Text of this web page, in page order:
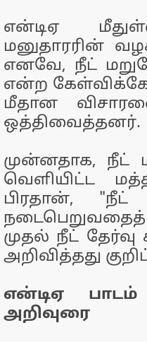
என்டிஏ
மனுதாரரின்
எனவே, நீட்
என்ற கேள்விக்கே
மீதான
ஒத்திவைத்தனர்.
முன்னதாக, நீட்
வெளியிட்ட
பிரதான்,
முதல் நீட்
அறிவித்தது
என்டிஏ
அறிவுரை